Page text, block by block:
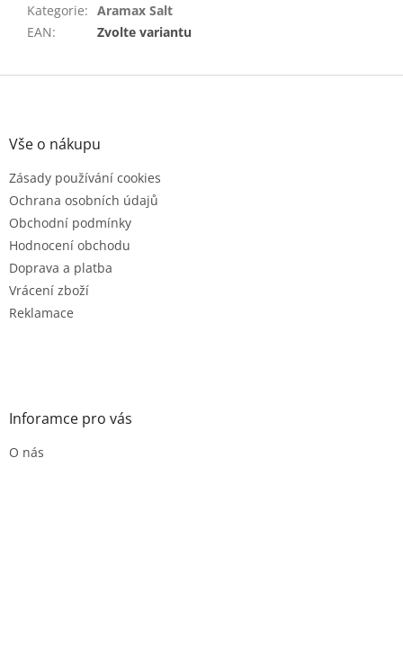
Kategorie: Aramax Salt
EAN: Zvolte variantu
Z
Vše o nákupu
Zásady používání cookies
Ochrana osobních údajů
Obchodní podmínky
Hodnocení obchodu
Doprava a platba
Vrácení zboží
Reklamace
Inforamce pro vás
O nás